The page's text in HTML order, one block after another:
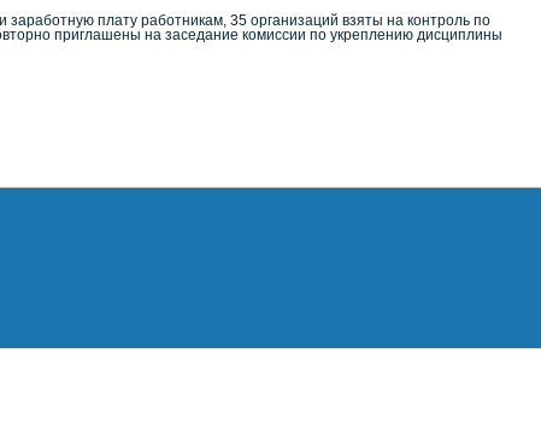
заработную плату работникам , 35 организаций взяты на контроль по
приглашены на заседание комиссии по укреплению дисциплины